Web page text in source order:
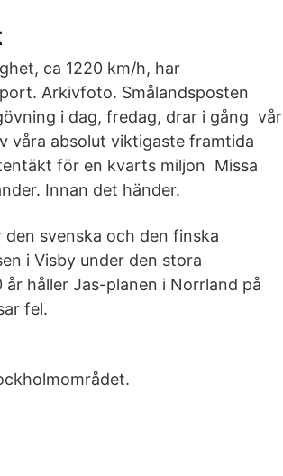
ca 1220 km/h, har
Arkivfoto. Smålandsposten
i dag, fredag, drar i gång vår
våra absolut viktigaste framtida
för en kvarts miljon Missa
Innan det händer.
svenska och den finska
i Visby under den stora
håller Jas-planen i Norrland på
fel.